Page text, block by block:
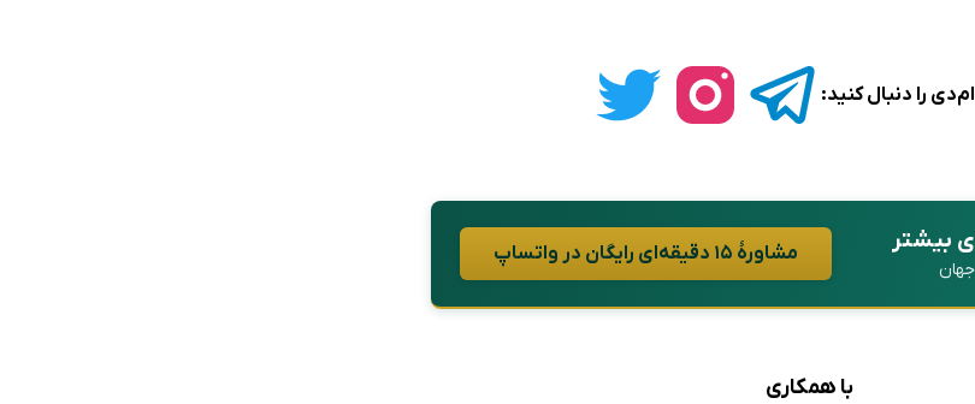
را دنبال کنید:
بیشتر مشاورهٔ ۱۵ دقیقه‌ای رایگان در واتساپ
با همکاری